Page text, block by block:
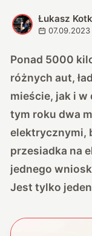
Ł
Łukasz
07.09.2023
Ponad 5000
różnych aut,
mieście, jak i w
tym roku dwa
elektrycznymi,
przesiadka na
jednego
Jest tylko